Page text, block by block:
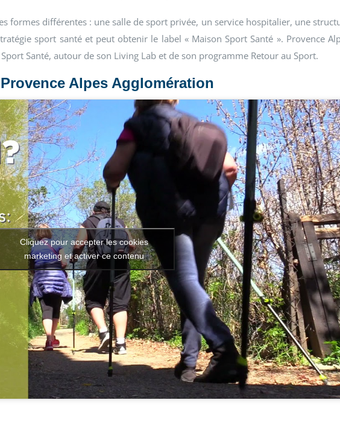
formes différentes : une salle de sport privée, un service hospitalier, une
sport santé et peut obtenir le label « Maison Sport Santé ». Provence
Santé, autour de son Living Lab et de son programme Retour au Sport.
Alpes Agglomération
Cliquez pour accepter les cookies
marketing et activer ce contenu